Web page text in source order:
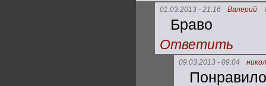
01.03.2013 - 21:16 Валерий
Браво
Ответить
09.03.2013 - 09:04